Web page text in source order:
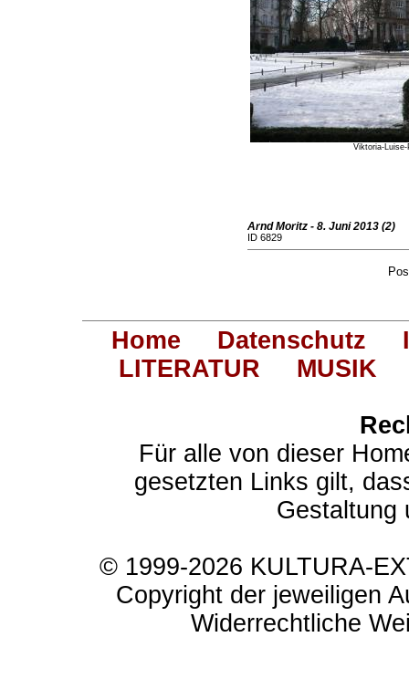
Viktoria-
Arnd Moritz - 8. Juni 2013 (2)
ID 6829
Home Datenschutz
LITERATUR
MUSIK
Für alle von dieser
gesetzten Links gilt,
Gestaltung
© 1999-2026 KULTURA-
Copyright der jeweiligen
Widerrechtliche